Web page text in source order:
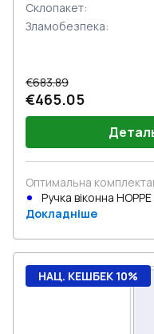
Склопакет:
Зламобезпека:
€683.89
€465.05
Оптимальна
Ручка віконна
Докладніше
НАЦ. КЕШБЕК 10%